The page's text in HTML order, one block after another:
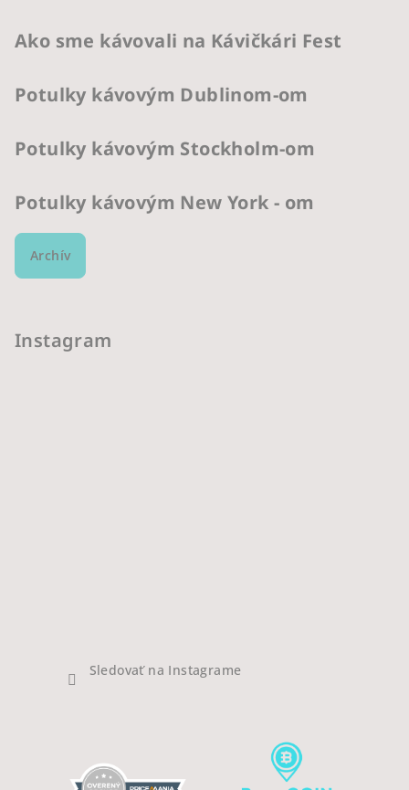
Ako sme kávovali na Kávičkári Fest
Potulky kávovým Dublinom-om
Potulky kávovým Stockholm-om
Potulky kávovým New York - om
Archív
Instagram
Sledovať na Instagrame